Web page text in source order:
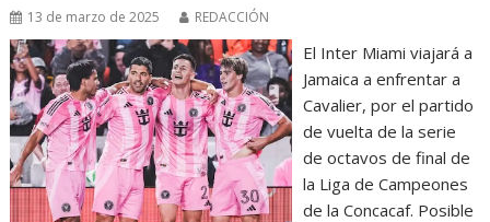
13 de marzo de 2025 REDACCIÓN
El Inter Miami viajará a
Jamaica a enfrentar a
Cavalier, por el partido
de vuelta de la serie
de octavos de final de
la Liga de Campeones
de la Concacaf. Posible